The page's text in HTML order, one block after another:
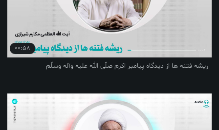
00:58
ریشه فتنه ها از دیدگاه پیامبر اکرم صلّی الله علیه وآله وسلّم